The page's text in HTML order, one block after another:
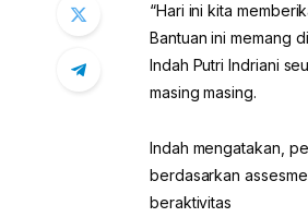
“Hari ini kita
Bantuan ini memang
Indah Putri Indriani
masing masing.
Indah mengatakan,
berdasarkan
beraktivitas